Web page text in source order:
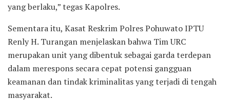
yang berlaku,” tegas Kapolres.
Sementara itu, Kasat Reskrim Polres Pohuwato IPTU
Renly H. Turangan menjelaskan bahwa Tim URC
merupakan unit yang dibentuk sebagai garda terdepan
dalam merespons secara cepat potensi gangguan
keamanan dan tindak kriminalitas yang terjadi di tengah
masyarakat.